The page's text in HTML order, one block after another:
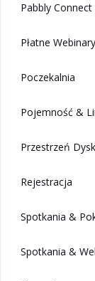
Pabbly Connect
Płatne Webinary
Poczekalnia
Pojemność &
Przestrzeń
Rejestracja
Spotkania &
Spotkania &